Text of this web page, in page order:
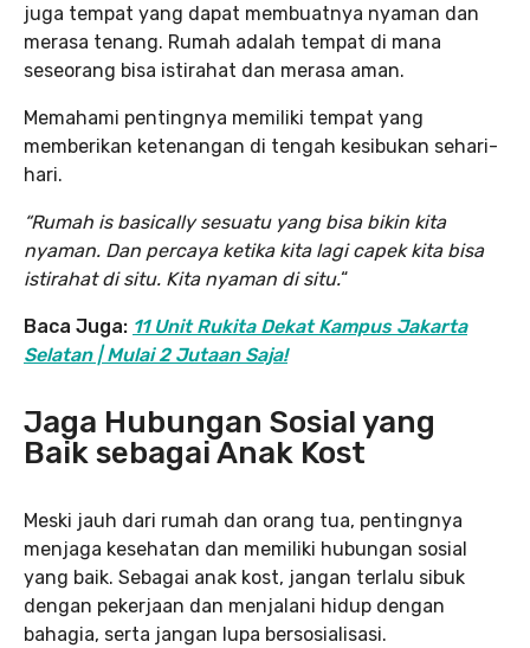
juga tempat yang dapat membuatnya nyaman dan
merasa tenang. Rumah adalah tempat di mana
seseorang bisa istirahat dan merasa aman.
Memahami pentingnya memiliki tempat yang
memberikan ketenangan di tengah kesibukan sehari-
hari.
“Rumah is basically sesuatu yang bisa bikin kita
nyaman. Dan percaya ketika kita lagi capek kita bisa
istirahat di situ. Kita nyaman di situ.“
Baca Juga: 11 Unit Rukita Dekat Kampus Jakarta
Selatan | Mulai 2 Jutaan Saja!
Jaga Hubungan Sosial yang
Baik sebagai Anak Kost
Meski jauh dari rumah dan orang tua, pentingnya
menjaga kesehatan dan memiliki hubungan sosial
yang baik. Sebagai anak kost, jangan terlalu sibuk
dengan pekerjaan dan menjalani hidup dengan
bahagia, serta jangan lupa bersosialisasi.